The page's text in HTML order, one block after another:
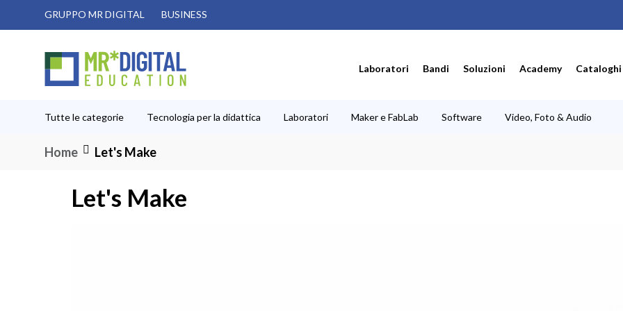
Salta
GRUPPO MR DIGITAL BUSINESS
Laboratori Bandi Soluzioni Academy Cataloghi
Tutte le categorie Tecnologia per la didattica Laboratori Maker e FabLab Software Video, Foto & Audio
Home Let's Make
Let's Make